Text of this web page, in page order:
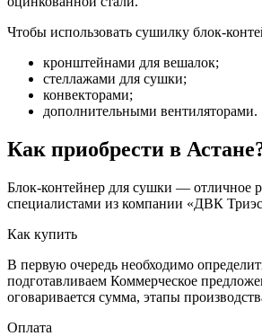
Чтобы использовать сушилку блок-
кронштейнами для вешалок;
стеллажами для сушки;
конвекторами;
дополнительными вентиляторами.
Как приобрести в
Блок-контейнер для сушки — отличное
специалистами из компании «ДВК
Как купить
В первую очередь необходимо
подготавливаем Коммерческое
оговаривается сумма, этапы
Оплата